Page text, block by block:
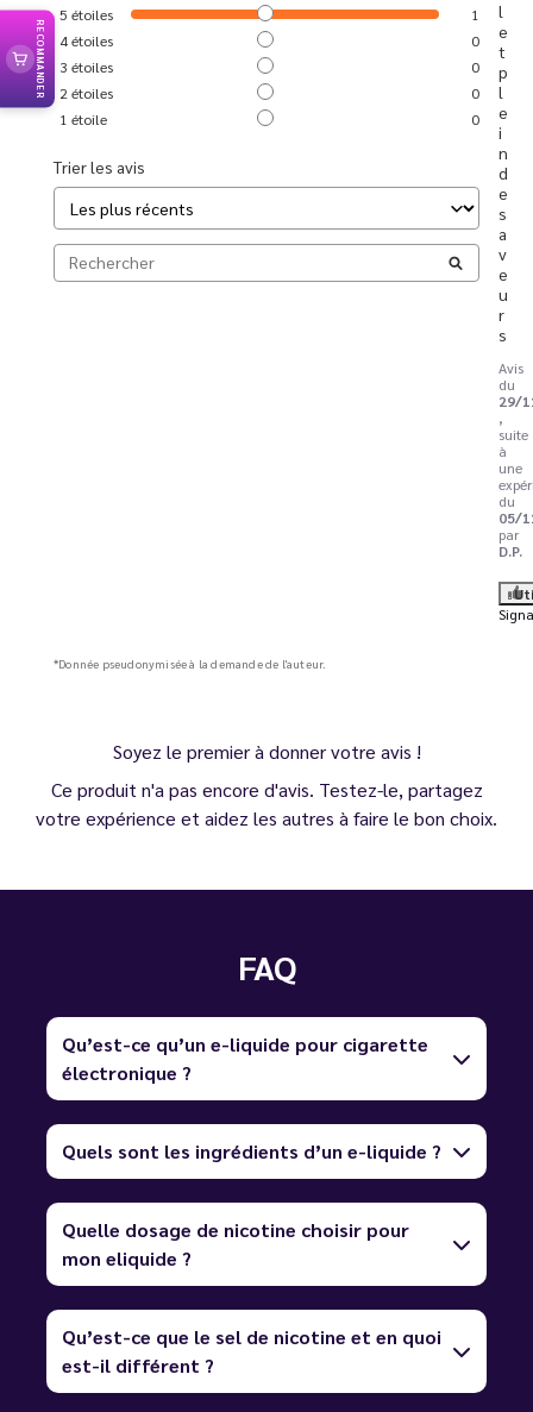
5 étoiles
1
4étoiles
0
3 étoiles
0
2 étoiles
0
1 étoile 0
Trier les avis
l
e
t
p
l
e
i
n
d
e
s
a
v
e
u
r
s
Avis
du
29/
,
suite
à
une
du
05/
par
D.P.
*Donnée pseudonymisée à la demande de l'auteur.
Soyez le premier à donner votre avis !
Ce produit n'a pas encore d'avis. Testez-le, partagez
votre expérience et aidez les autres à faire le bon choix.
FAQ
Qu’est-ce qu’un e-liquide pour cigarette
électronique ?
Quels sont les ingrédients d’un e-liquide ?
Quelle dosage de nicotine choisir pour
mon eliquide ?
Qu’est-ce que le sel de nicotine et en quoi
est-il différent ?
RECOMMANDER